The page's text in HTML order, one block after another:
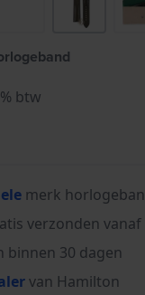
btw
merk
verzonden vanaf
binnen 30 dagen
van Hamilton